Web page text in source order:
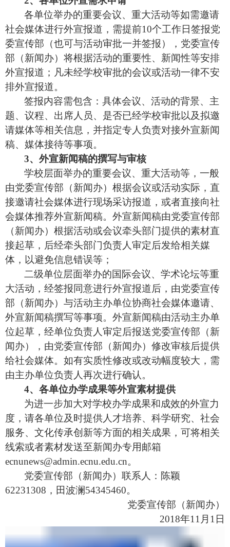
各单位举办的重要会议、重大活动等如需邀请
社会媒体进行外宣报道，需提前10个工作日签报党
委宣传部（也可与活动审批一并签报），党委宣传
部（新闻办）将根据活动的重要性、新闻性等安排
外宣报道；凡未经学校审批的会议或活动一律不安
排外宣报道。
签报内容需包含：具体会议、活动的背景、 主
题、 议程、 出席人 员、是否已经学校审批以及拟邀
请媒体等相关信息 ，并指定专人负责对接外宣新闻
稿、媒体接待等事项。
3、外宣新闻稿的撰写与审核
学校层面举办的重要会议、重大活动等 ，一般
由党委宣传部（新闻办）根据会议或活动实际，直
接邀请社会媒体进行现场采访报道，或者直接向社
会媒体推荐外宣新闻稿。外宣新闻稿由党委宣传部
（新闻办）根据活动或会议牵头部门提供的素材直
接起草，后经牵头部门负责人审定后发给相关媒
体，以避免信息错误等；
二级单位层面举办的国际会议、学术论坛等重
大活动，经签报同意进行外宣报道后 ， 由党委宣传
部（新闻办）与活动主办单位协商社会媒体邀请、
外宣新闻稿撰写等事项。外宣新闻稿由活动主办单
位起草，经单位负责人审定后报送党委宣传部（新
闻办），由党委宣传部（新闻办）修改审核后提供
给社会媒体。如有实质性修改或改动幅度较大，需
由主办单位负责人再次进行确认。
4、各单位办学成果等外宣素材提供
为进一步加大对学校办学成果和成效的外宣力
度，请各单位及时提供人才培养、科学研究、社会
服务、文化传承创新等方面的相关成果，可将相关
线索或者素材发送至新闻办专用邮箱
ecnunews@admin.ecnu.edu.cn。
党委宣传部（新闻办）联系人： 陈颖
62231308 ，田波澜54345460。
党委宣传部（新闻办）
2018年11 月 1日